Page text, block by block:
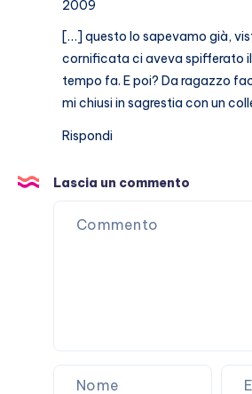
2009
[…] questo lo sapevamo già,
cornificata ci aveva spifferato
tempo fa. E poi? Da ragazzo
mi chiusi in sagrestia con un
Rispondi
Lascia un commento